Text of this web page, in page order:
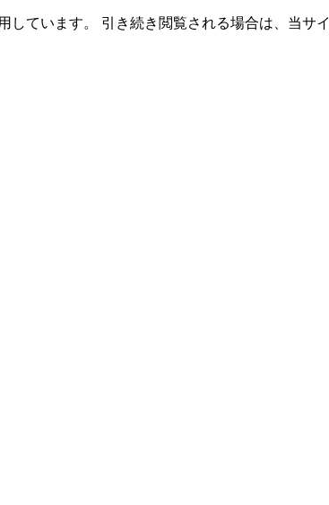
ています。 引き続き閲覧される場合は、当サ